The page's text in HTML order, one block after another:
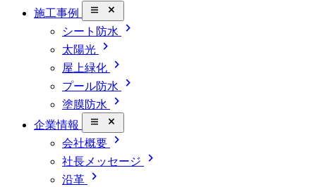
施工事例 close_small
シート防水 chevron_right
太陽光 chevron_right
屋上緑化 chevron_right
プール防水 chevron_right
塗膜防水 chevron_right
企業情報 close_small
会社概要 chevron_right
社長メッセージ chevron_right
沿革 chevron_right